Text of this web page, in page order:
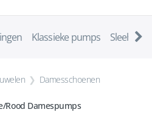
Klassieke pumps
Damesschoenen
Rood Damespumps